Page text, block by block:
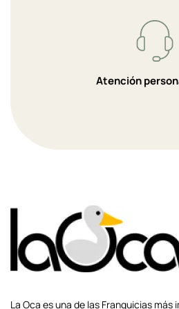
Atención
La Oca es una de las Franquicias